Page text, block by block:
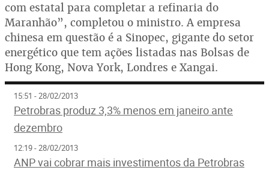
com estatal para completar a refinaria do
Maranhão”, completou o ministro. A empresa
chinesa em questão é a Sinopec, gigante do setor
energético que tem ações listadas nas Bolsas de
Hong Kong, Nova York, Londres e Xangai.
15:51 - 28/02/2013
Petrobras produz 3,3% menos em janeiro ante
dezembro
12:19 - 28/02/2013
ANP vai cobrar mais investimentos da Petrobras